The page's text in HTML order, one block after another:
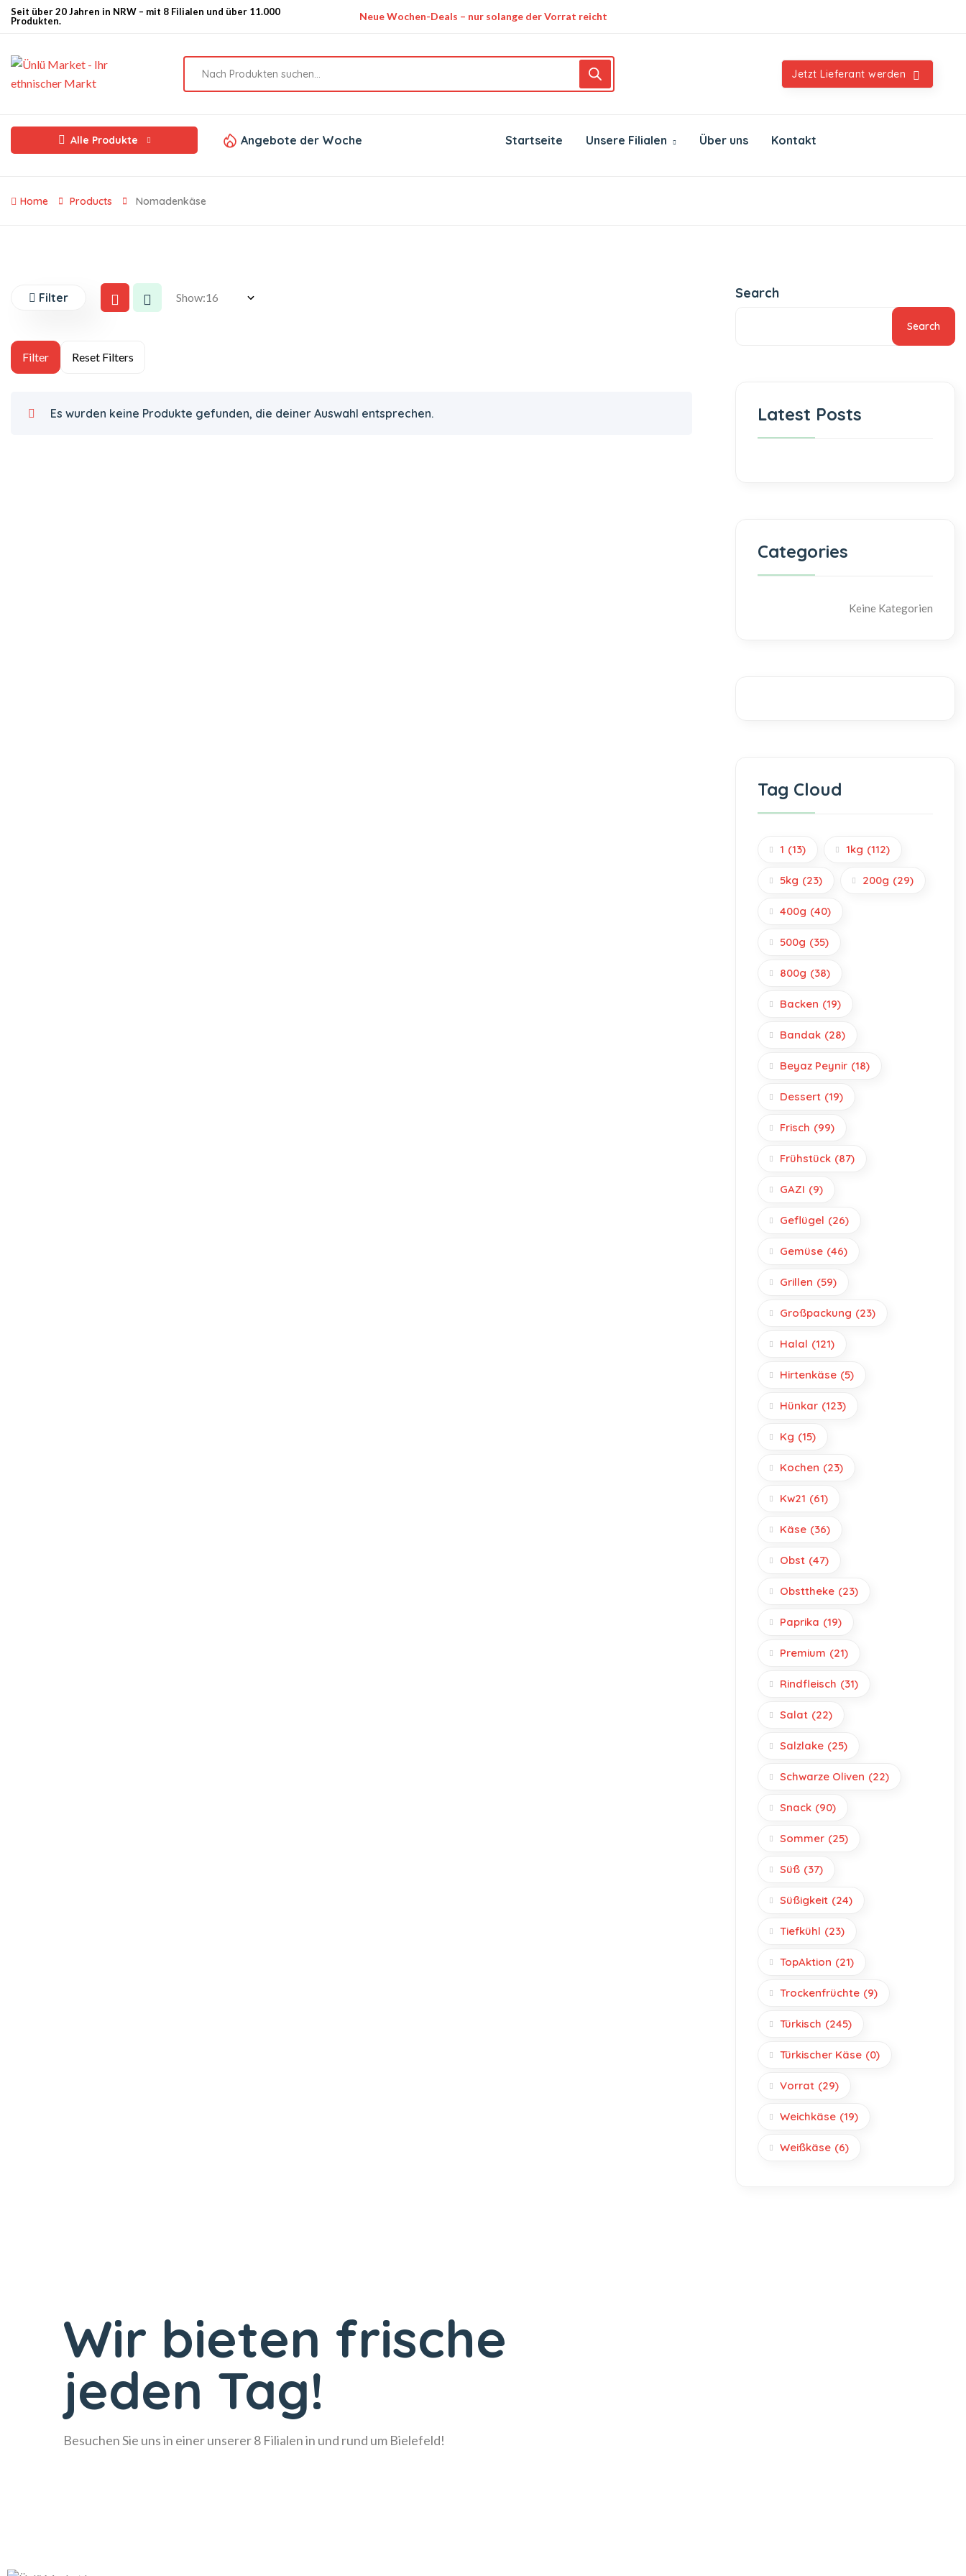
Seit über 20 Jahren in NRW – mit 8 Filialen und über 11.000
Produkten.
Neue Wochen-Deals – nur solange der Vorrat reicht
Jetzt Lieferant werden
Alle Produkte Angebote der Woche Startseite Unsere Filialen Über uns Kontakt
Home Products Nomadenkäse
Filter Show:
Es wurden keine Produkte gefunden, die deiner Auswahl entsprechen.
Search
Search
Latest Posts
Categories
Keine Kategorien
Tag Cloud
1 (13) 1kg (112)
5kg (23) 200g (29)
400g (40)
500g (35)
800g (38)
Backen (19)
Bandak (28)
Beyaz Peynir (18)
Dessert (19)
Frisch (99)
Frühstück (87)
GAZI (9)
Geflügel (26)
Gemüse (46)
Grillen (59)
Großpackung (23)
Halal (121)
Hirtenkäse (5)
Hünkar (123)
Kg (15)
Kochen (23)
Kw21 (61)
Käse (36)
Obst (47)
Obsttheke (23)
Paprika (19)
Premium (21)
Rindfleisch (31)
Salat (22)
Salzlake (25)
Schwarze Oliven (22)
Snack (90)
Sommer (25)
Süß (37)
Süßigkeit (24)
Tiefkühl (23)
TopAktion (21)
Trockenfrüchte (9)
Türkisch (245)
Türkischer Käse (0)
Vorrat (29)
Weichkäse (19)
Weißkäse (6)
Wir bieten frische
jeden Tag!
Besuchen Sie uns in einer unserer 8 Filialen in und rund um Bielefeld!